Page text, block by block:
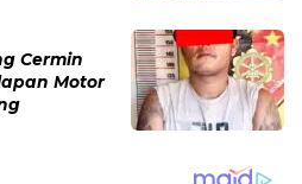
Cermin
Motor